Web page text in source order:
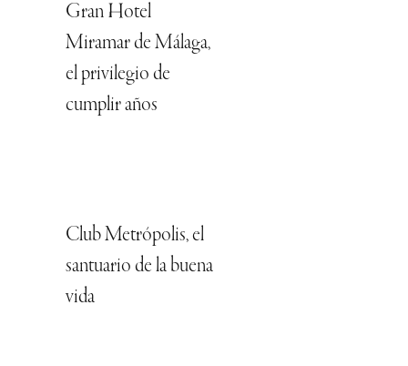
Gran Hotel
Miramar de Málaga,
el privilegio de
cumplir años
Club Metrópolis, el
santuario de la buena
vida